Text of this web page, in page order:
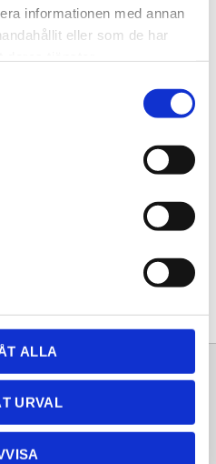
informationen med annan
eller som de har
ALLA
URVAL
Lagervara
20261273
Information
Frågor & svar